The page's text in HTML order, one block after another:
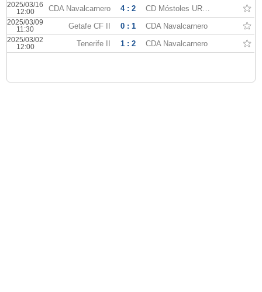
2025/03/16
12:00
CDA Navalcarnero 4 : 2 CD Móstoles URJC
2025/03/09
11:30
Getafe CF II 0 : 1 CDA Navalcarnero
2025/03/02
12:00
Tenerife II 1 : 2 CDA Navalcarnero